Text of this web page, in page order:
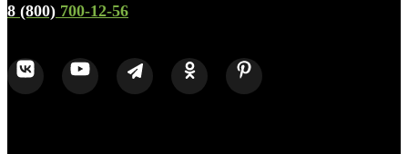
8 (800) 700-12-56